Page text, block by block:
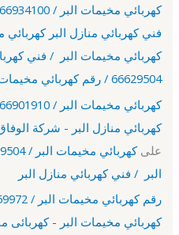
كهربائي مخيمات البر / فني كهربا
66629504 / رقم كهربائي مخيمات البر / فني كهربائي منازل البر
كهربائي منازل البر - شركة الوفاق
على
البر / فني كهربائي منازل البر
كهربائي مخيمات البر - كهربائى